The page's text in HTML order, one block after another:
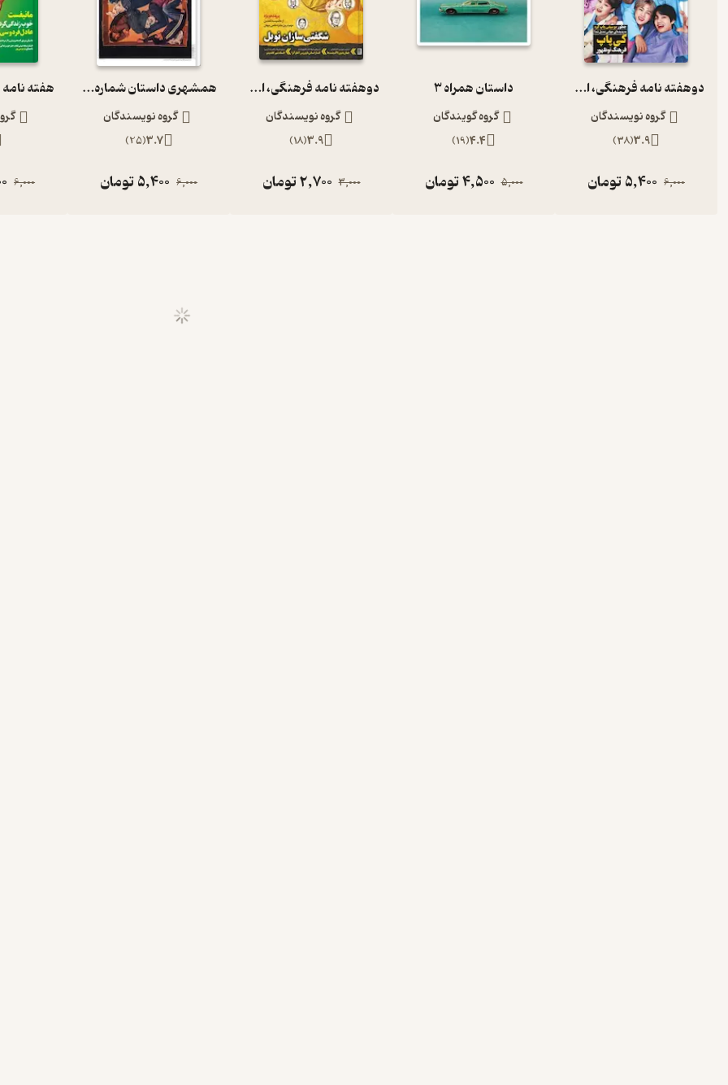
دوهفته نامه فرهنگی، اجتماعی دانستنیها شماره 250
گروه نویسندگان
3.9
(
38
)
6,000
5,400تومان
داستان همراه 3
گروه گویندگان
4.4
(
19
)
5,000
4,500تومان
دوهفته نامه فرهنگی، اجتماعی دانستنیها شماره 215
گروه نویسندگان
3.9
(
18
)
3,000
2,700تومان
همشهری داستان شماره 93
گروه نویسندگان
3.7
(
25
)
6,000
5,400تومان 6,000